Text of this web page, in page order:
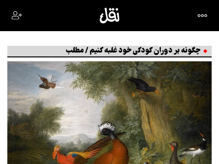
چگونه بر دوران کودکی خود غلبه کنیم / مطلب